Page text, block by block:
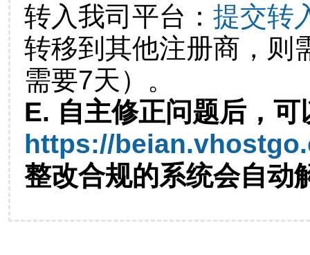
转入我司平台： 提交转
转移到其他注册商，则
需要7天）。
E. 自主修正问题后，可
https://
整改合规的系统会自动